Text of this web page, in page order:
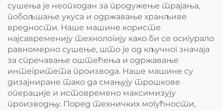
сушења је неопходан за продужење трајања,
побољшање укуса и одржавање хранљиве
вредности. Наше машине користе
најсавременију технологију како би се осигурало
равномерно сушење, што је од кључног значаја
за спречавање оштећења и одржавање
интегритета производа. Наше машине су
дизајниране тако да смањују трошкове
операције и истовремено максимизују
производњу. Поред техничких могућности,